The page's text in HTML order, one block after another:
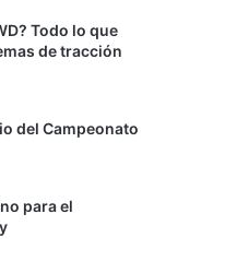
Todo lo que
de tracción
del Campeonato
para el